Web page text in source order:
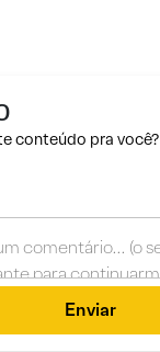
conteúdo pra você?
Enviar